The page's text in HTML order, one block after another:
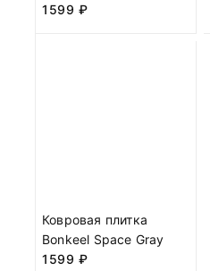
1599 ₽
Ковровая плитка
Bonkeel Space Gray
1599 ₽